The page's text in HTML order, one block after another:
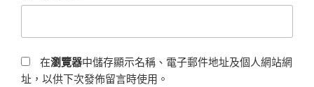
在瀏覽器中儲存顯示名稱、電子郵件地址及個人網站網
址，以供下次發佈留言時使用。